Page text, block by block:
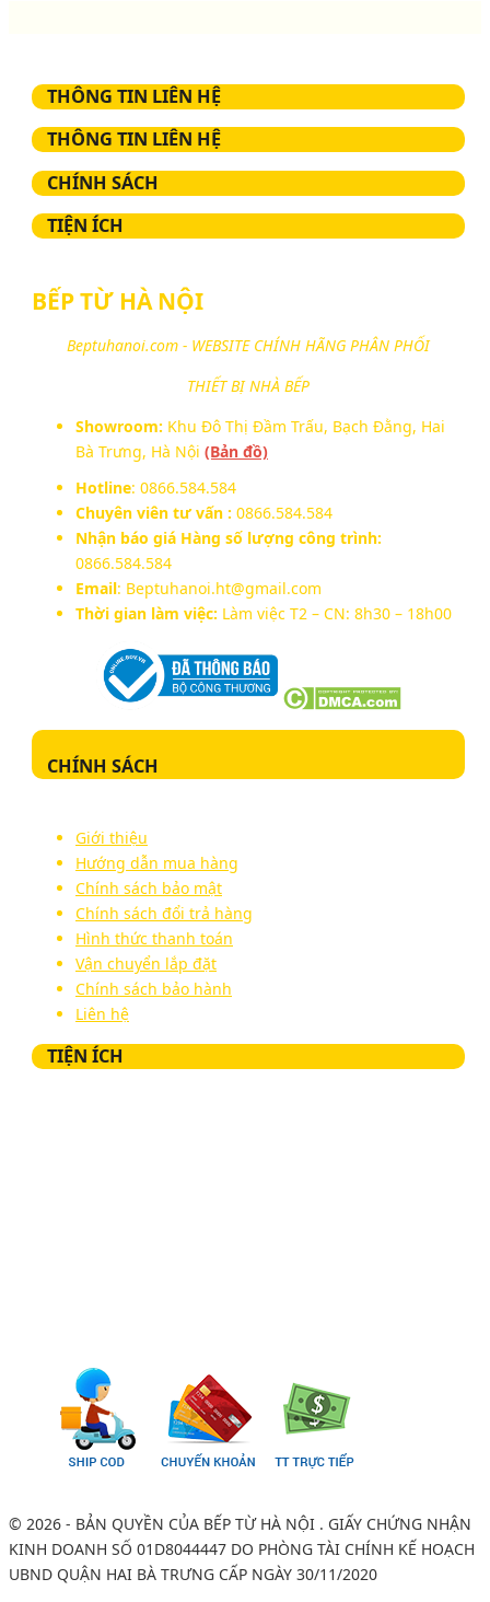
THÔNG TIN LIÊN HỆ
THÔNG TIN LIÊN HỆ
CHÍNH SÁCH
TIỆN ÍCH
BẾP TỪ HÀ NỘI
Beptuhanoi.com - WEBSITE CHÍNH HÃNG PHÂN PHỐI
THIẾT BỊ NHÀ BẾP
Showroom: Khu Đô Thị Đầm Trấu, Bạch Đằng, Hai
Bà Trưng, Hà Nội (Bản đồ)
Hotline: 0866.584.584
Chuyên viên tư vấn : 0866.584.584
Nhận báo giá Hàng số lượng công trình:
0866.584.584
Email: Beptuhanoi.ht@gmail.com
Thời gian làm việc: Làm việc T2 – CN: 8h30 – 18h00
CHÍNH SÁCH
Giới thiệu
Hướng dẫn mua hàng
Chính sách bảo mật
Chính sách đổi trả hàng
Hình thức thanh toán
Vận chuyển lắp đặt
Chính sách bảo hành
Liên hệ
TIỆN ÍCH
© 2026 - BẢN QUYỀN CỦA BẾP TỪ HÀ NỘI . GIẤY CHỨNG NHẬN
KINH DOANH SỐ 01D8044447 DO PHÒNG TÀI CHÍNH KẾ HOẠCH
UBND QUẬN HAI BÀ TRƯNG CẤP NGÀY 30/11/2020